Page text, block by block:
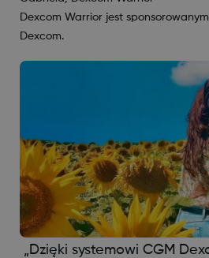
Dexcom Warrior jest
Dexcom.
„Dzięki systemowi CGM